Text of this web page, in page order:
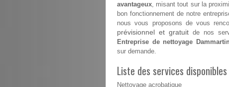
avantageux, misant tout sur la
bon fonctionnement de notre
nous vous proposons de vous
prévisionnel et gratuit de nos
Entreprise de nettoyage
sur demande.
Liste des services
Nettoyage acrobatique